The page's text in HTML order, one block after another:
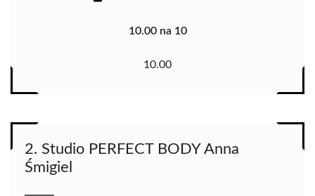
10.00 na 10
10.00
2. Studio PERFECT BODY Anna
Śmigiel